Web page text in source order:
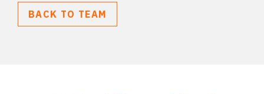
BACK TO TEAM